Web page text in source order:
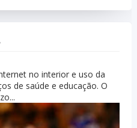
no interior e uso da
de saúde e educação. O